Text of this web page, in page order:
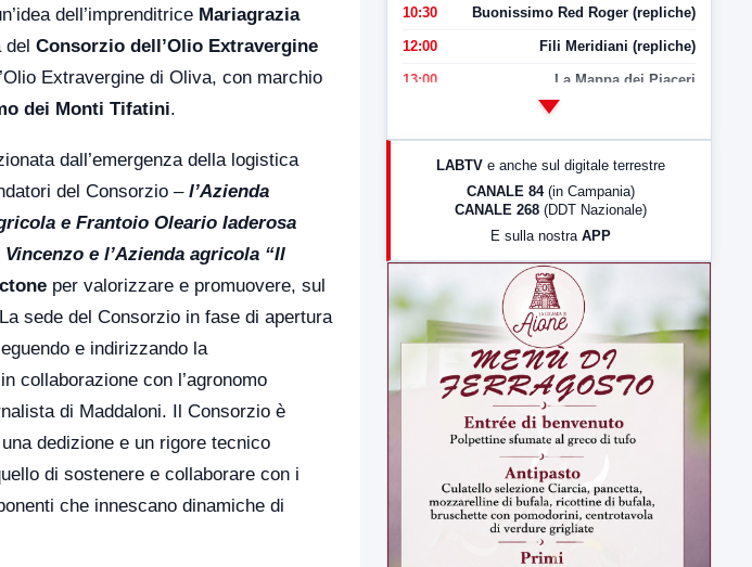
dell’imprenditrice Mariagrazia
del Consorzio dell’Olio Extravergine
Extravergine di Oliva, con marchio
dei Monti Tifatini.
dall’emergenza della logistica
del Consorzio – l’Azienda
e Frantoio Oleario Iaderosa
e l’Azienda agricola “Il
per valorizzare e promuovere, sul
sede del Consorzio in fase di apertura
e indirizzando la
collaborazione con l’agronomo
di Maddaloni. Il Consorzio è
dedizione e un rigore tecnico
di sostenere e collaborare con i
che innescano dinamiche di
10:30 Buonissimo Red Roger (repliche)
12:00 Fili Meridiani (repliche)
13:00 La Mappa dei Piaceri
LabNews (Diretta)
LabNews (replica)
LABTV e anche sul digitale terrestre
CANALE 84 (in Campania)
CANALE 268 (DDT Nazionale)
E sulla nostra APP